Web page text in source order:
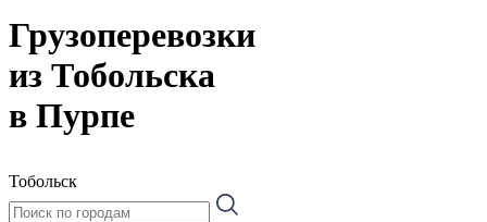
Грузоперевозки
из Тобольска
в Пурпе
Тобольск